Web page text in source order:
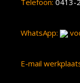
WhatsApp:
E-mail